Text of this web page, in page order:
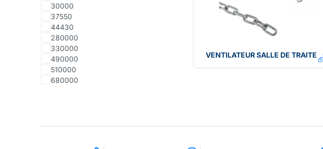
30000
37550
44430
280000
330000
490000
510000
680000
VENTILATEUR SALLE DE TRAITE